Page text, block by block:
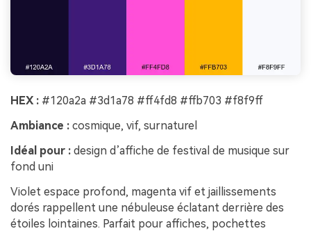
HEX : #120a2a #3d1a78 #ff4fd8 #ffb703 #f8f9ff
Ambiance : cosmique, vif, surnaturel
Idéal pour : design d’affiche de festival de musique sur
fond uni
Violet espace profond, magenta vif et jaillissements
dorés rappellent une nébuleuse éclatant derrière des
étoiles lointaines. Parfait pour affiches, pochettes